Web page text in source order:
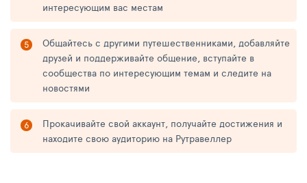
интересующим вас местам
Общайтесь с другими путешественниками, добавляйте
друзей и поддерживайте общение, вступайте в
сообщества по интересующим темам и следите на
новостями
Прокачивайте свой аккаунт, получайте достижения и
находите свою аудиторию на Рутравеллер